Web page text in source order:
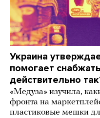
Украина
помогает
действительно
«Медуза» изучила,
фронта на
пластиковые мешки